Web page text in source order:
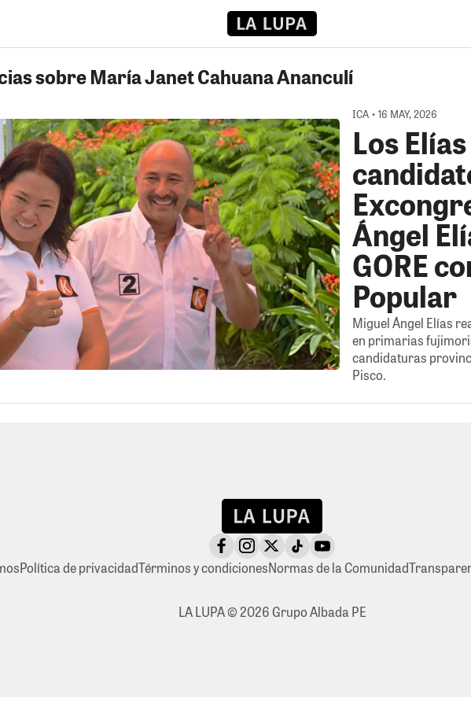
sobre María Janet Cahuana Ananculí
ICA • 16 MAY, 2026
Los
Ángel
GORE
Popular
Miguel Ángel Elías
en primarias
candidaturas
Pisco.
Política de privacidadTérminos y condicionesNormas de la Comunidad
LA LUPA © 2026 Grupo Albada PE